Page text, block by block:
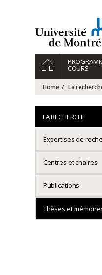
Navigation
principale
HOME
COURS
Home La
LA RECHERCHE
Expertises de
Centres et chaires
Publications
Thèses et